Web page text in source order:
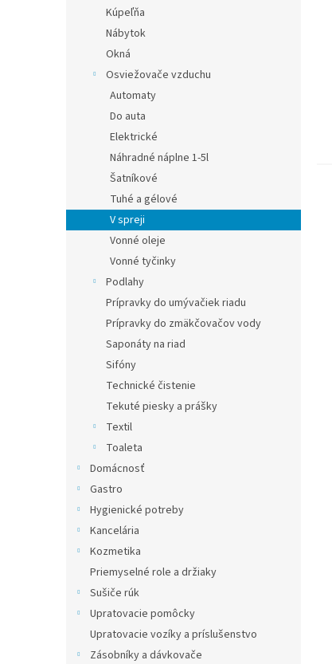
Kúpeľňa
Nábytok
Okná
Osviežovače vzduchu
Automaty
Do auta
Elektrické
Náhradné náplne 1-5l
Šatníkové
Tuhé a gélové
V spreji
Vonné oleje
Vonné tyčinky
Podlahy
Prípravky do umývačiek riadu
Prípravky do zmäkčovačov vody
Saponáty na riad
Sifóny
Technické čistenie
Tekuté piesky a prášky
Textil
Toaleta
Domácnosť
Gastro
Hygienické potreby
Kancelária
Kozmetika
Priemyselné role a držiaky
Sušiče rúk
Upratovacie pomôcky
Upratovacie vozíky a príslušenstvo
Zásobníky a dávkovače